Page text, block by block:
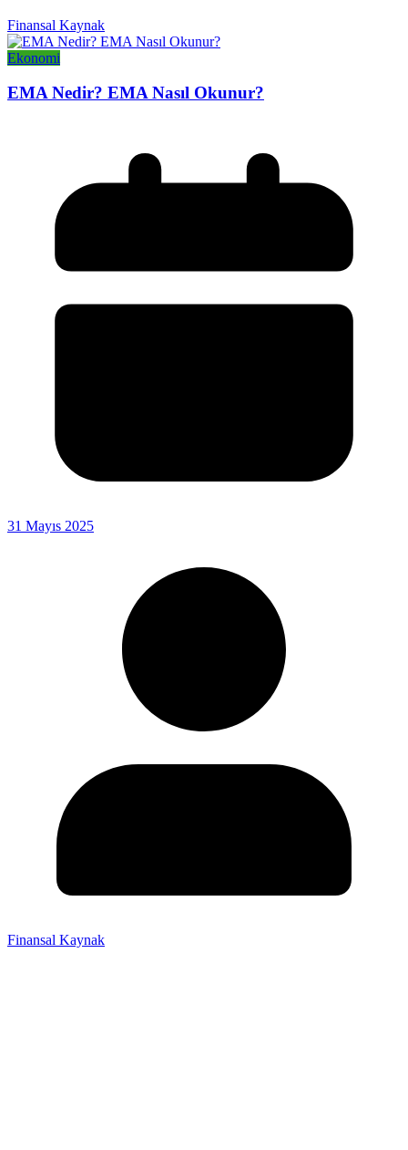
Finansal Kaynak
Ekonomi
EMA Nedir? EMA Nasıl Okunur?
31 Mayıs 2025
Finansal Kaynak